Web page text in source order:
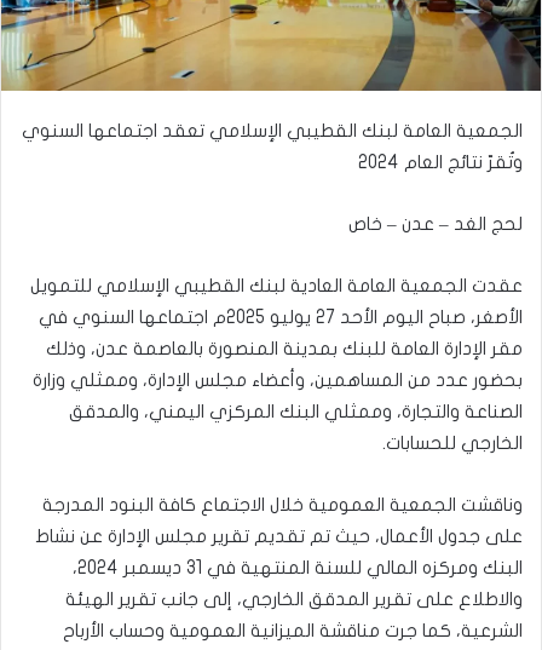
الجمعية العامة لبنك القطيبي الإسلامي تعقد اجتماعها السنوي
وتُقرّ نتائج العام 2024
لحج الغد – عدن – خاص
عقدت الجمعية العامة العادية لبنك القطيبي الإسلامي للتمويل
الأصغر، صباح اليوم الأحد 27 يوليو 2025م اجتماعها السنوي في
مقر الإدارة العامة للبنك بمدينة المنصورة بالعاصمة عدن، وذلك
بحضور عدد من المساهمين، وأعضاء مجلس الإدارة، وممثلي وزارة
الصناعة والتجارة، وممثلي البنك المركزي اليمني، والمدقق
الخارجي للحسابات.
وناقشت الجمعية العمومية خلال الاجتماع كافة البنود المدرجة
على جدول الأعمال، حيث تم تقديم تقرير مجلس الإدارة عن نشاط
البنك ومركزه المالي للسنة المنتهية في 31 ديسمبر 2024،
والاطلاع على تقرير المدقق الخارجي، إلى جانب تقرير الهيئة
الشرعية، كما جرت مناقشة الميزانية العمومية وحساب الأرباح